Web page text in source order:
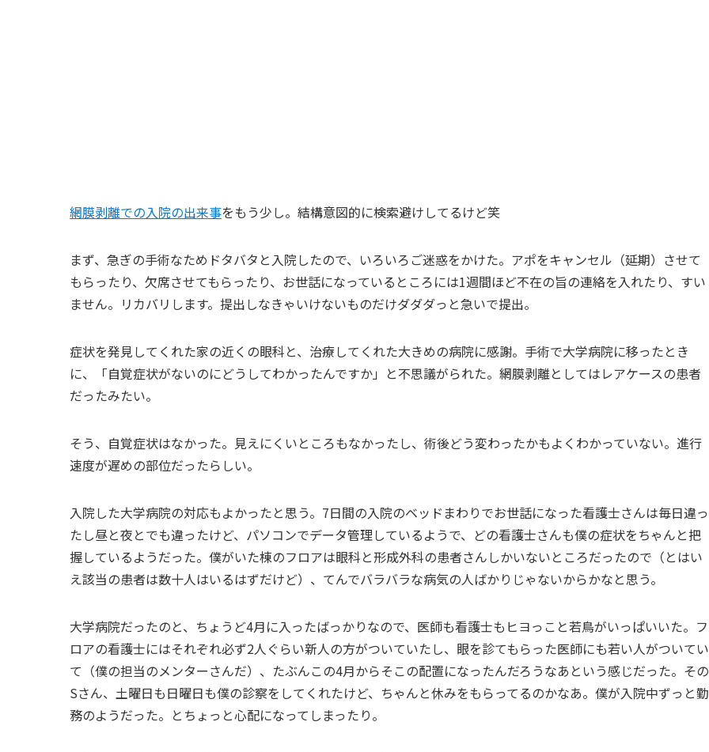
網膜剥離での入院の出来事をもう少し。結構意図的に検索避けしてるけど笑
まず、急ぎの手術なためドタバタと入院したので、いろいろご迷惑をかけた。アポをキャンセル（延期）させて
もらったり、欠席させてもらったり、お世話になっているところには1週間ほど不在の旨の連絡を入れたり、すい
ません。リカバリします。提出しなきゃいけないものだけダダダっと急いで提出。
症状を発見してくれた家の近くの眼科と、治療してくれた大きめの病院に感謝。手術で大学病院に移ったとき
に、「自覚症状がないのにどうしてわかったんですか」と不思議がられた。網膜剥離としてはレアケースの患者
だったみたい。
そう、自覚症状はなかった。見えにくいところもなかったし、術後どう変わったかもよくわかっていない。進行
速度が遅めの部位だったらしい。
入院した大学病院の対応もよかったと思う。7日間の入院のベッドまわりでお世話になった看護士さんは毎日違っ
たし昼と夜とでも違ったけど、パソコンでデータ管理しているようで、どの看護士さんも僕の症状をちゃんと把
握しているようだった。僕がいた棟のフロアは眼科と形成外科の患者さんしかいないところだったので（とはい
え該当の患者は数十人はいるはずだけど）、てんでバラバラな病気の人ばかりじゃないからかなと思う。
大学病院だったのと、ちょうど4月に入ったばっかりなので、医師も看護士もヒヨっこと若鳥がいっぱいいた。フ
ロアの看護士にはそれぞれ必ず2人ぐらい新人の方がついていたし、眼を診てもらった医師にも若い人がついてい
て（僕の担当のメンターさんだ）、たぶんこの4月からそこの配置になったんだろうなあという感じだった。その
Sさん、土曜日も日曜日も僕の診察をしてくれたけど、ちゃんと休みをもらってるのかなあ。僕が入院中ずっと勤
務のようだった。とちょっと心配になってしまったり。